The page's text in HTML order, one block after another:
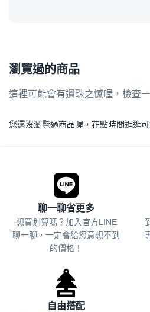
瀏覽過的商品
這裡可能會有遺珠之憾喔，檢查
您還沒瀏覽過商品喔，花點時間逛逛可
聊一聊省更多
想買划算嗎？加入官方LINE
聊一聊，一定會給您意想不到
的價格！
自由搭配